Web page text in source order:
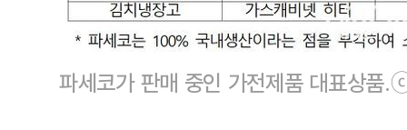
파세코가 판매 중인 가전제품 대표상품